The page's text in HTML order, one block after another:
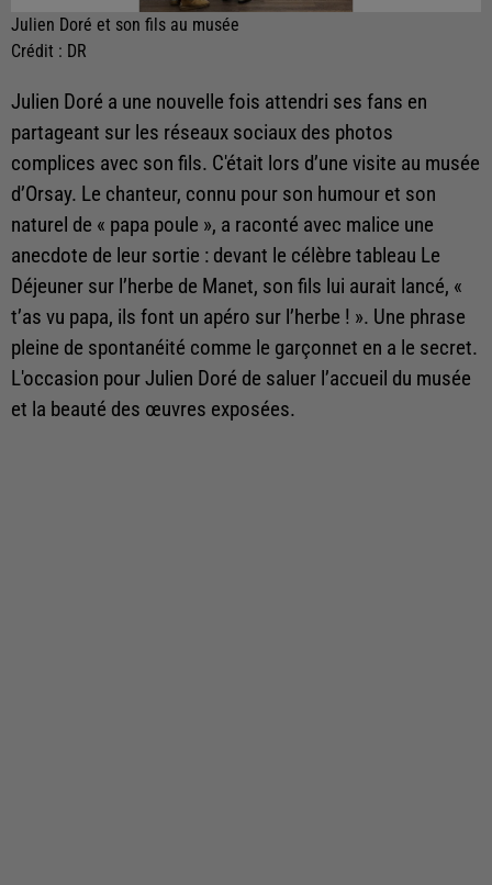
Julien Doré et son fils au musée
Crédit : DR
Julien Doré a une nouvelle fois attendri ses fans en
partageant sur les réseaux sociaux des photos
complices avec son fils. C'était lors d’une visite au musée
d’Orsay. Le chanteur, connu pour son humour et son
naturel de « papa poule », a raconté avec malice une
anecdote de leur sortie : devant le célèbre tableau Le
Déjeuner sur l’herbe de Manet, son fils lui aurait lancé, «
t’as vu papa, ils font un apéro sur l’herbe ! ». Une phrase
pleine de spontanéité comme le garçonnet en a le secret.
L'occasion pour Julien Doré de saluer l’accueil du musée
et la beauté des œuvres exposées.